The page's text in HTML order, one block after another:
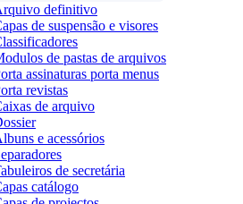
definitivo
de suspensão e visores
de pastas de arquivos
assinaturas porta menus
revistas
de arquivo
e acessórios
de secretária
catálogo